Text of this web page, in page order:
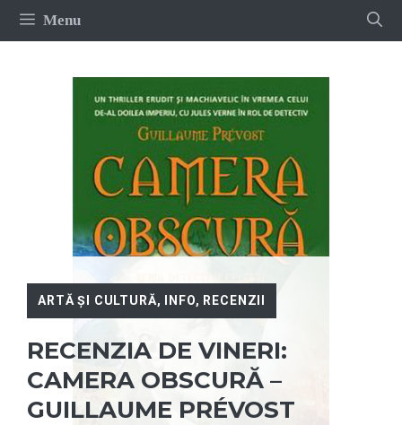
Sari
Menu
ARTĂ ȘI CULTURĂ, INFO, RECENZII
RECENZIA DE VINERI:
CAMERA OBSCURĂ –
GUILLAUME PRÉVOST